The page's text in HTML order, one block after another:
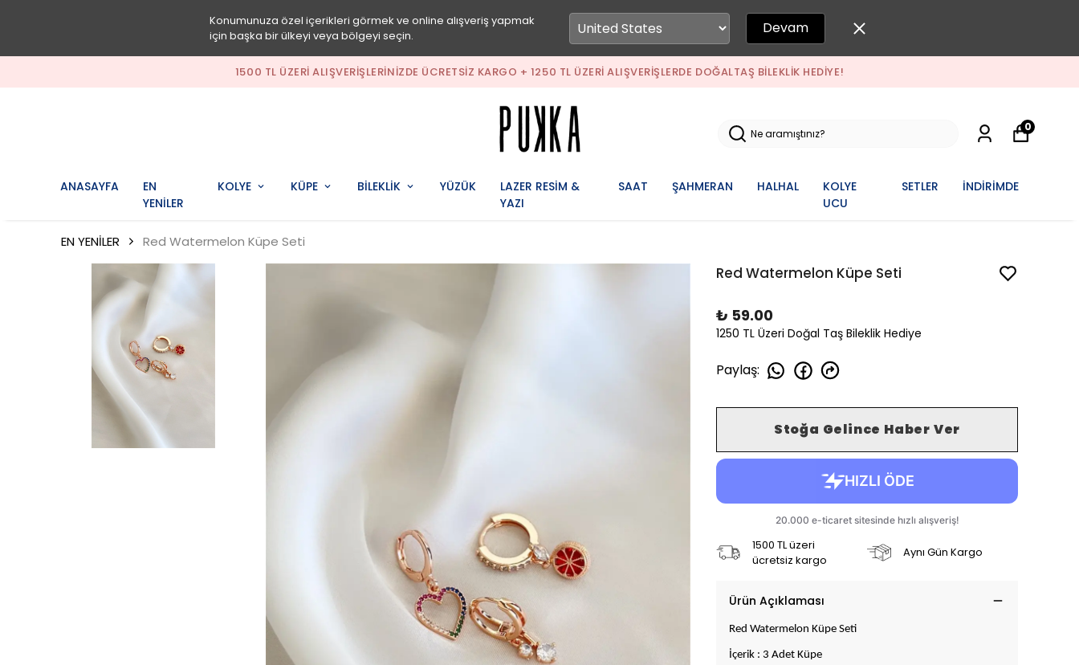
Konumunuza özel içerikleri görmek ve online alışveriş yapmak
için başka bir ülkeyi veya bölgeyi seçin.
Devam
1500 TL ÜZERI ALIŞVERIŞLERINIZDE ÜCRETSIZ KARGO + 1250 TL ÜZERI ALIŞVERIŞLERDE DOĞALTAŞ BILEKLIK HEDIYE!
ANASAYFA
EN
YENİLER
KOLYE KÜPE BİLEKLİK YÜZÜK
LAZER RESİM &
YAZI
SAAT ŞAHMERAN HALHAL
KOLYE
UCU
SETLER İNDİRİMDE
0
EN YENİLER Red Watermelon Küpe Seti
Red Watermelon Küpe Seti
₺ 59.00
1250 TL Üzeri Doğal Taş Bileklik Hediye
Paylaş:
Stoğa Gelince Haber Ver
1500 TL üzeri
ücretsiz kargo
Aynı Gün Kargo
Ürün Açıklaması
Red Watermelon Küpe Seti
İçerik : 3 Adet Küpe